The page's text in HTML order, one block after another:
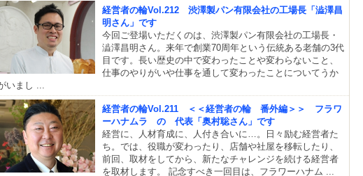
経営者の輪Vol.212 渋澤製パン有限会社の工場長「澁澤昌
明さん」です
今回ご登場いただくのは、渋澤製パン有限会社の工場長・
澁澤昌明さん。来年で創業70周年という伝統ある老舗の3代
目です。長い歴史の中で変わったことや変わらないこと、
仕事のやりがいや仕事を通して変わったことについてうか
いまし ...
経営者の輪Vol.211 ＜＜経営者の輪 番外編＞＞ フラワ
ーハナムラ の 代表「奥村聡さん」です
経営に、人材育成に、人付き合いに…。日々励む経営者た
ち。では、役職が変わったり、店舗や社屋を移転したり、
前回、取材をしてから、新たなチャレンジを続ける経営者
を取材します。 記念すべき一回目は、フラワーハナム ...